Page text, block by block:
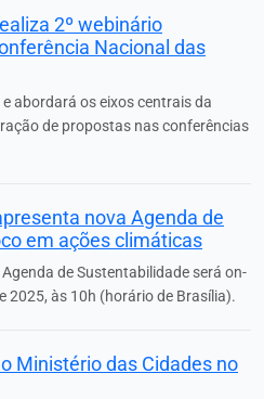
2º webinário
Nacional das
abordará os eixos centrais da
de propostas nas conferências
nova Agenda de
em ações climáticas
de Sustentabilidade será on-
2025, às 10h (horário de Brasília).
Ministério das Cidades no